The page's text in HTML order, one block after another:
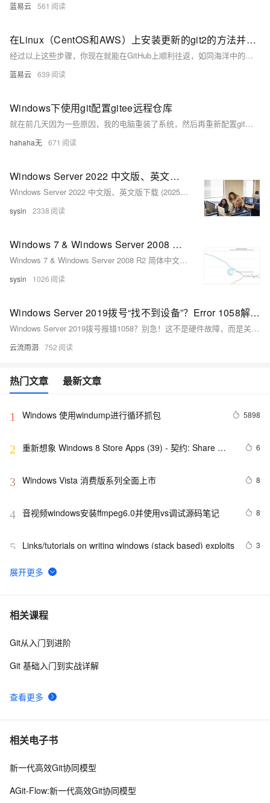
蓝易云 561
在Linux（CentOS和AWS）上安装更新的git2的方法并配置github-ssh
经过以上这些步骤，你现在就能在GitHub上顺利往返，如同海洋中的航海者自由驰骋。欢迎你加入码农的世界，享受这编程的乐趣吧！
蓝易云 639
Windows下使用git配置gitee远程仓库
就在前几天因为一些原因，我的电脑重装了系统，然后再重新配置git的环境的时候就遇到了一些小问题。所以我决定自己写一篇文章，以便以后再配置git时，避免一些错误操作，而导致全网搜方法，找对的文章去找对应的解决方法。下面为了演示方便就拿gitee来演示，不拿GitHub了写文章了。
hahaha无 671
Windows Server 2022 中文版、英文版下载 (2025 年 10 月更新)
Windows Server 2022 中文版、英文版下载 (2025 年 10 月更新)
sysin 2338
Windows 7 & Windows Server 2008 R2 简体中文版下载 (2025 年 10 月更新)
Windows 7 & Windows Server 2008 R2 简体中文版下载 (2025 年 10 月更新)
sysin 1026
Windows Server 2019拨号“找不到设备”？Error 1058解决指南
Windows Server 2019拨号报错1058？别急！这不是硬件故障，而是关键服务被禁用。通过“服务依存关系”排查，依次启动“安全套接字隧道协议”“远程接入连接管理”和“路由与远程访问”服务，仅需4步即可恢复PPPoE或VPN拨号功能，轻松解决网络中断问题。
云流雨洄 752
热门文章 最新文章
1 Windows 使用windump进行循环抓包 5898
2 重新想象 Windows 8 Store Apps (39) - 契约: Share
6
3 Windows Vista 消费版系列全面上市 8
4 音视频windows安装ffmpeg6.0并使用vs调试源码笔记 8
5 Links/tutorials on writing windows (stack based) exploits 3
6
windows解决SpringBoot启动时：APPLICATION
7 腾讯START云游戏开启不限量测试，支持MacOS和
8 《101 Windows Phone 7 Apps》读书笔记-
相关课程
查看更多
Git从入门到进阶
Git 基础入门到实战详解
相关电子书
新一代高效Git协同模型
AGit-Flow:新一代高效Git协同模型